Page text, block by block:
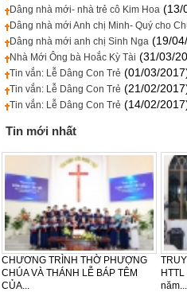
Dâng nhà mới- nhà trẻ cô Kim Hoa (13/
Dâng nhà mới Anh chị Minh- Quý cho
Dâng nhà mới anh chị Sinh Nga (19/
Nhà Mới Ông bà Hoắc Kỳ Tài (31/03/
Tin vắn: Lễ Dâng Con Trẻ (01/03/
Tin vắn: Lễ Dâng Con Trẻ (21/02/
Tin vắn: Lễ Dâng Con Trẻ (14/02/
Tin mới nhất
CẢM TẠ – SINH NHẬT LẦN THỨ
42 CỦA BAN PHỤ NỮ HTTL
VĨNH...